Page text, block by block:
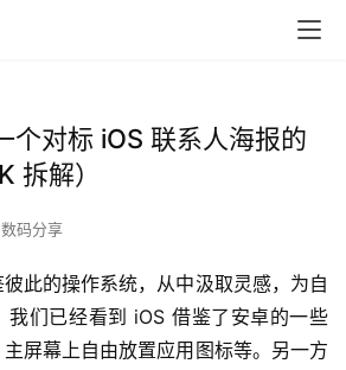
个对标 iOS 联系人海报的
拆解）
数码分享
此的操作系统，从中汲取灵感，为自
我们已经看到 iOS 借鉴了安卓的一些
屏幕上自由放置应用图标等。另一方